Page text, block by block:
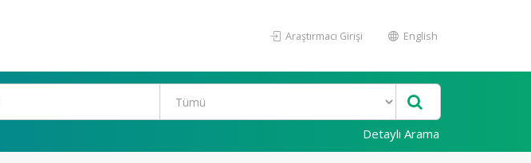
Araştırmacı Girişi English
Detaylı Arama